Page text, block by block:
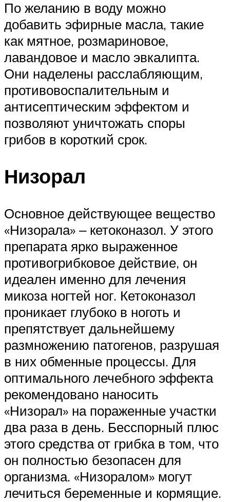
По желанию в воду можно
добавить эфирные масла, такие
как мятное, розмариновое,
лавандовое и масло эвкалипта.
Они наделены расслабляющим,
противовоспалительным и
антисептическим эффектом и
позволяют уничтожать споры
грибов в короткий срок.
Низорал
Основное действующее вещество
«Низорала» ‒ кетоконазол. У этого
препарата ярко выраженное
противогрибковое действие, он
идеален именно для лечения
микоза ногтей ног. Кетоконазол
проникает глубоко в ноготь и
препятствует дальнейшему
размножению патогенов, разрушая
в них обменные процессы. Для
оптимального лечебного эффекта
рекомендовано наносить
«Низорал» на пораженные участки
два раза в день. Бесспорный плюс
этого средства от грибка в том, что
он полностью безопасен для
организма. «Низоралом» могут
лечиться беременные и кормящие.